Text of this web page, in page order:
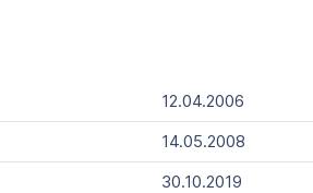
12.04.2006
14.05.2008
30.10.2019